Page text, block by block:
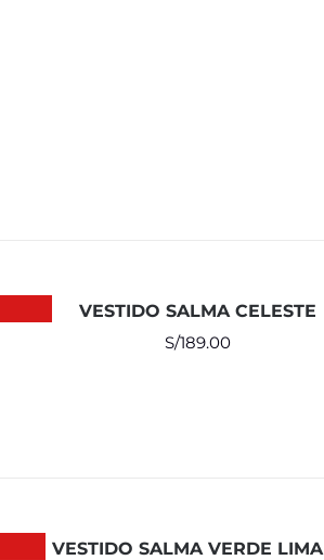
VESTIDO SALMA CELESTE
S/189.00
VESTIDO SALMA VERDE LIMA